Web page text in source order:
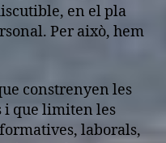
en el pla
Per això, hem
constrenyen les
i que limiten les
laborals,